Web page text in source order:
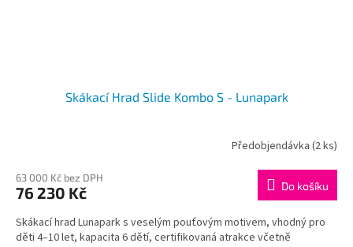
Skákací Hrad Slide Kombo S - Lunapark
Předobjendávka (2 ks)
63 000 Kč bez DPH
76 230 Kč Do košíku
Skákací hrad Lunapark s veselým pouťovým motivem, vhodný pro
děti 4–10 let, kapacita 6 dětí, certifikovaná atrakce včetně